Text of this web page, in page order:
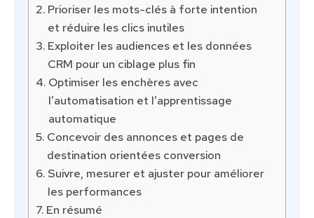
Prioriser les mots-clés à forte intention
et réduire les clics inutiles
Exploiter les audiences et les données
CRM pour un ciblage plus fin
Optimiser les enchères avec
l’automatisation et l’apprentissage
automatique
Concevoir des annonces et pages de
destination orientées conversion
Suivre, mesurer et ajuster pour améliorer
les performances
En résumé